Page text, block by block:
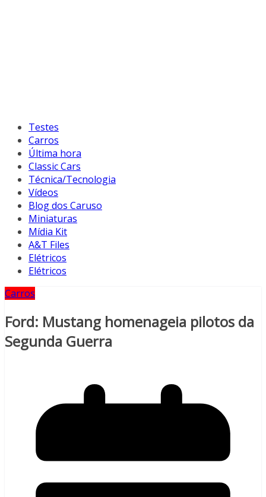
Testes
Carros
Última hora
Classic Cars
Técnica/Tecnologia
Vídeos
Blog dos Caruso
Miniaturas
Mídia Kit
A&T Files
Elétricos
Elétricos
Carros
Ford: Mustang homenageia pilotos da
Segunda Guerra